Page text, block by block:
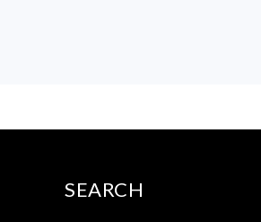
SEARCH